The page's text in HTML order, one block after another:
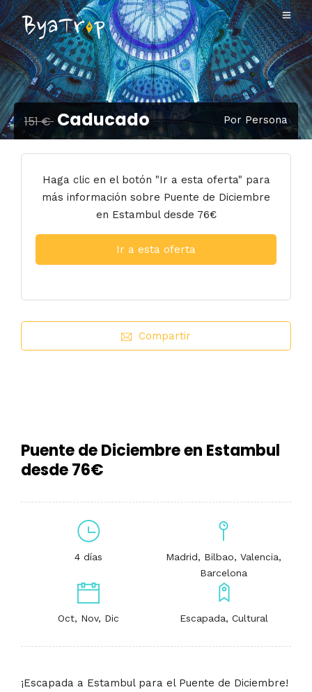
151 € Caducado Por Persona
Haga clic en el botón "Ir a esta oferta" para
más información sobre Puente de Diciembre
en Estambul desde 76€
Ir a esta oferta
Compartir
Puente de Diciembre en Estambul
desde 76€
4 días
Madrid, Bilbao, Valencia,
Barcelona
Oct, Nov, Dic Escapada, Cultural
¡Escapada a Estambul para el Puente de Diciembre!